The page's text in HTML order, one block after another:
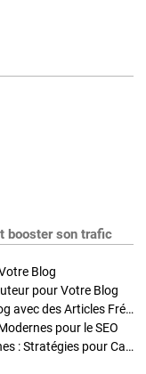
booster son trafic
Blog
pour Votre Blog
Stratégies de Publication : Boostez Votre Blog avec des Articles Fréquents et Exclusifs
pour le SEO
Enrichir Vos Articles avec des Contenus Riches : Stratégies pour Captiver et Optimiser